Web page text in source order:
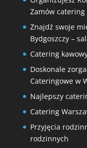
Zamów
Znajdź swoje
Bydgoszczy –
Catering
Doskonale
Cateringowe w
Najlepszy
Catering
Przyjęcia
rodzinnych